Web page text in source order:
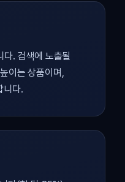
다. 검색에 노출될
이는 상품이며,
니다.